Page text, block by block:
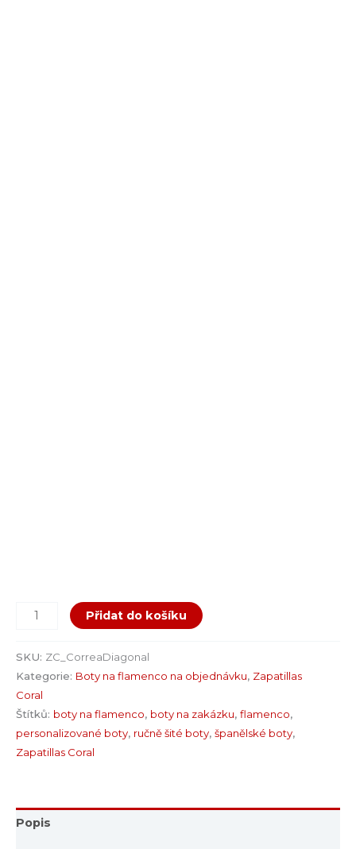
Přidat do košíku
SKU: ZC_CorreaDiagonal
Kategorie: Boty na flamenco na objednávku, Zapatillas
Coral
Štítků: boty na flamenco, boty na zakázku, flamenco,
personalizované boty, ručně šité boty, španělské boty,
Zapatillas Coral
Popis